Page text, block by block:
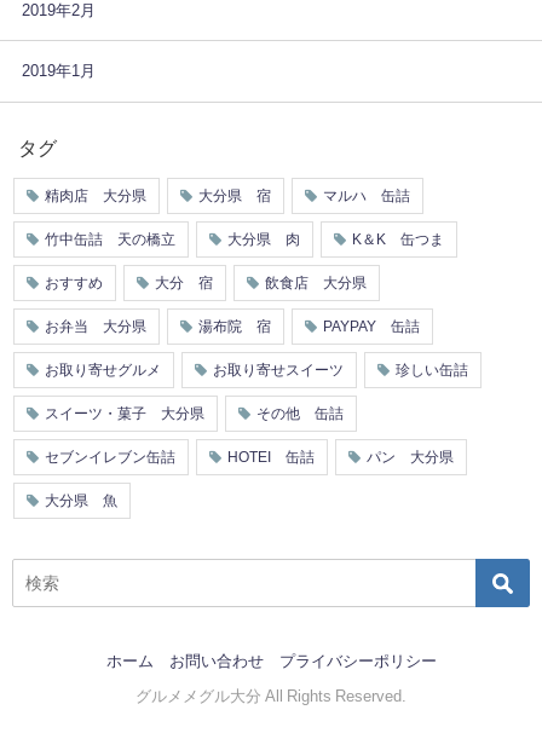
2019年2月
2019年1月
タグ
精肉店 大分県 大分県 宿 マルハ 缶詰
竹中缶詰 天の橋立 大分県 肉 K＆K 缶つま
おすすめ 大分 宿 飲食店 大分県
お弁当 大分県 湯布院 宿 PAYPAY 缶詰
お取り寄せグルメ お取り寄せスイーツ 珍しい缶詰
スイーツ・菓子 大分県 その他 缶詰
セブンイレブン缶詰 HOTEI 缶詰 パン 大分県
大分県 魚
ホーム お問い合わせ プライバシーポリシー
グルメメグル大分 All Rights Reserved.